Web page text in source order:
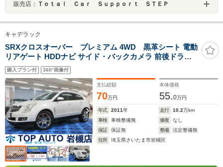
販売店： Ｔｏｔａｌ Ｃａｒ Ｓｕｐｐｏｒｔ ＳＴＥＰ
キャデラック
SRXクロスオーバー プレミアム 4WD 黒革シート 電動
リアゲート HDDナビ サイド・バックカメラ 前後ドラレ
コ クルコン 障害物ソナー シートヒーター シートクーラ
ー 20インチアルミ HIDライト タイミングチェーン
購入プラン付 360°画像付
支払総額
70万円
本体価格
55.0万円
年式 2011年 走行 10.2万km
車検
車検整備無 修復
なし
保証
保証無 整備
法定整備無
住所
埼玉県さいたま市岩槻区